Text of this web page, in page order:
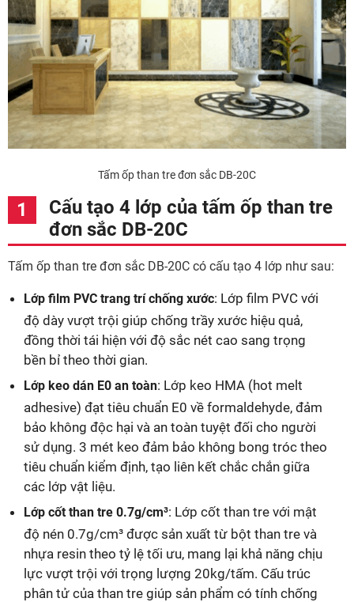
Tấm ốp than tre đơn sắc DB-20C
Cấu tạo 4 lớp của tấm ốp than tre
đơn sắc DB-20C
Tấm ốp than tre đơn sắc DB-20C có cấu tạo 4 lớp như sau:
Lớp film PVC trang trí chống xước: Lớp film PVC với
độ dày vượt trội giúp chống trầy xước hiệu quả,
đồng thời tái hiện với độ sắc nét cao sang trọng
bền bỉ theo thời gian.
Lớp keo dán E0 an toàn: Lớp keo HMA (hot melt
adhesive) đạt tiêu chuẩn E0 về formaldehyde, đảm
bảo không độc hại và an toàn tuyệt đối cho người
sử dụng. 3 mét keo đảm bảo không bong tróc theo
tiêu chuẩn kiểm định, tạo liên kết chắc chắn giữa
các lớp vật liệu.
Lớp cốt than tre 0.7g/cm³: Lớp cốt than tre với mật
độ nén 0.7g/cm³ được sản xuất từ bột than tre và
nhựa resin theo tỷ lệ tối ưu, mang lại khả năng chịu
lực vượt trội với trọng lượng 20kg/tấm. Cấu trúc
phân tử của than tre giúp sản phẩm có tính chống